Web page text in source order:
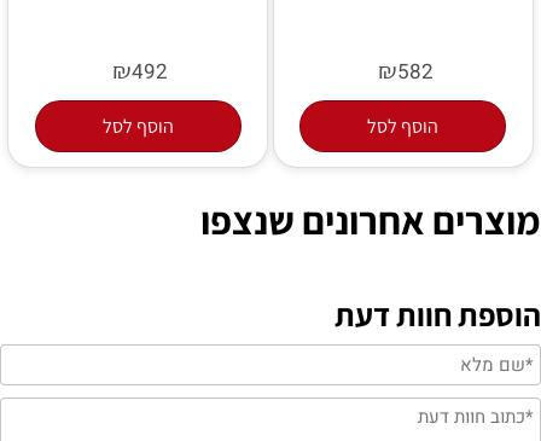
₪582
הוסף לסל
₪492
הוסף לסל
מוצרים אחרונים שנצפו
הוספת חוות דעת